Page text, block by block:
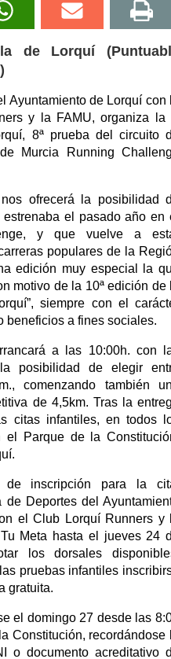
de Lorquí
Ayuntamiento de Lorquí con
y la FAMU, organiza la
8ª prueba del circuito
Murcia Running
ofrecerá la posibilidad
el pasado año en
y que vuelve a
populares de la
edición muy especial la
motivo de la 10ª edición de
siempre con el
beneficios a fines sociales.
a las 10:00h. con
posibilidad de elegir
comenzando también
de 4,5km. Tras la
citas infantiles, en todos
Parque de la
de inscripción para la
Deportes del
el Club Lorquí Runners y
Meta hasta el jueves 24
los dorsales
pruebas infantiles
gratuita.
el domingo 27 desde las
Constitución, recordándose
o documento acreditativo